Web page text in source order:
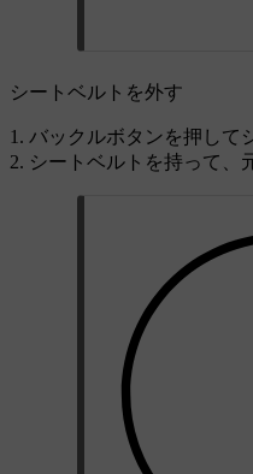
シートベルトを外す
バックルボタンを押して
シートベルトを持って、